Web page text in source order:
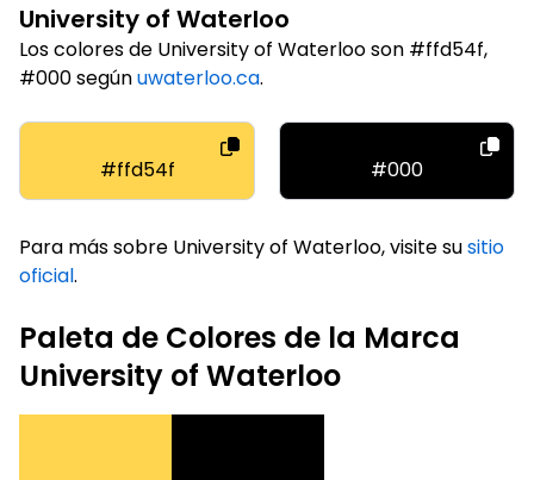
University of Waterloo
Los colores de University of Waterloo son #ffd54f,
#000 segúnuwaterloo.ca.
#ffd54f #000
Para más sobre University of Waterloo, visite susitio
oficial.
Paleta de Colores de la Marca
University of Waterloo